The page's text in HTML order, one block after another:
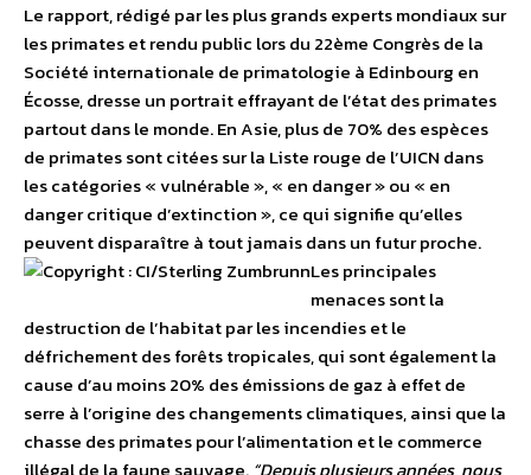
Le rapport, rédigé par les plus grands experts mondiaux sur
les primates et rendu public lors du 22ème Congrès de la
Société internationale de primatologie à Edinbourg en
Écosse, dresse un portrait effrayant de l’état des primates
partout dans le monde. En Asie, plus de 70% des espèces
de primates sont citées sur la Liste rouge de l’UICN dans
les catégories « vulnérable », « en danger » ou « en
danger critique d’extinction », ce qui signifie qu’elles
peuvent disparaître à tout jamais dans un futur proche.
Les principales
menaces sont la
destruction de l’habitat par les incendies et le
défrichement des forêts tropicales, qui sont également la
cause d’au moins 20% des émissions de gaz à effet de
serre à l’origine des changements climatiques, ainsi que la
chasse des primates pour l’alimentation et le commerce